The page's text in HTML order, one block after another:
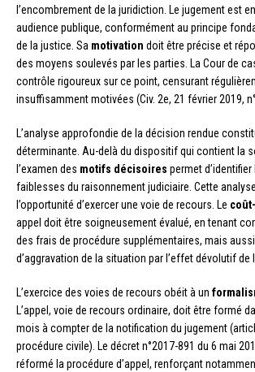
l’encombrement de la juridiction. Le jugement est
audience publique, conformément au principe
de la justice. Sa motivation doit être précise et
des moyens soulevés par les parties. La Cour de
contrôle rigoureux sur ce point, censurant
insuffisamment motivées (Civ. 2e, 21 février 2019,
L’analyse approfondie de la décision rendue
déterminante. Au-delà du dispositif qui contient la
l’examen des motifs décisoires permet
faiblesses du raisonnement judiciaire. Cette
l’opportunité d’exercer une voie de recours. Le
appel doit être soigneusement évalué, en tenant
des frais de procédure supplémentaires, mais
d’aggravation de la situation par l’effet dévolutif de
L’exercice des voies de recours obéit à un
L’appel, voie de recours ordinaire, doit être formé
mois à compter de la notification du jugement
procédure civile). Le décret n°2017-891 du 6 mai
réformé la procédure d’appel, renforçant